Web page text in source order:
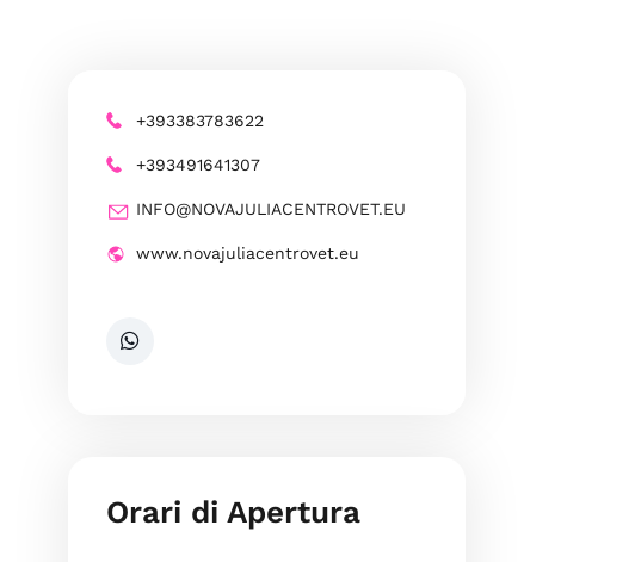
+393383783622
+393491641307
INFO@NOVAJULIACENTROVET.EU
www.novajuliacentrovet.eu
Orari di Apertura